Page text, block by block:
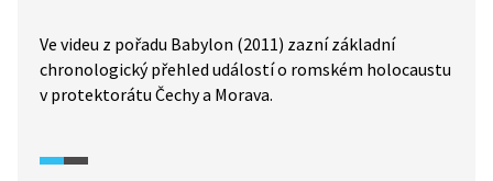
Ve videu z pořadu Babylon (2011) zazní základní
chronologický přehled událostí o romském holocaustu
v protektorátu Čechy a Morava.